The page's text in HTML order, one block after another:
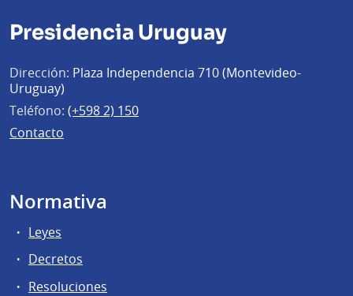
Presidencia Uruguay
Dirección: Plaza Independencia 710 (Montevideo-
Uruguay)
Teléfono: (+598 2) 150
Contacto
Normativa
Leyes
Decretos
Resoluciones